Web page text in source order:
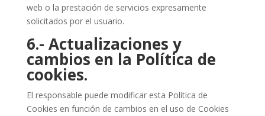
web o la prestación de servicios expresamente
solicitados por el usuario.
6.- Actualizaciones y
cambios en la Política de
cookies.
El responsable puede modificar esta Política de
Cookies en función de cambios en el uso de Cookies